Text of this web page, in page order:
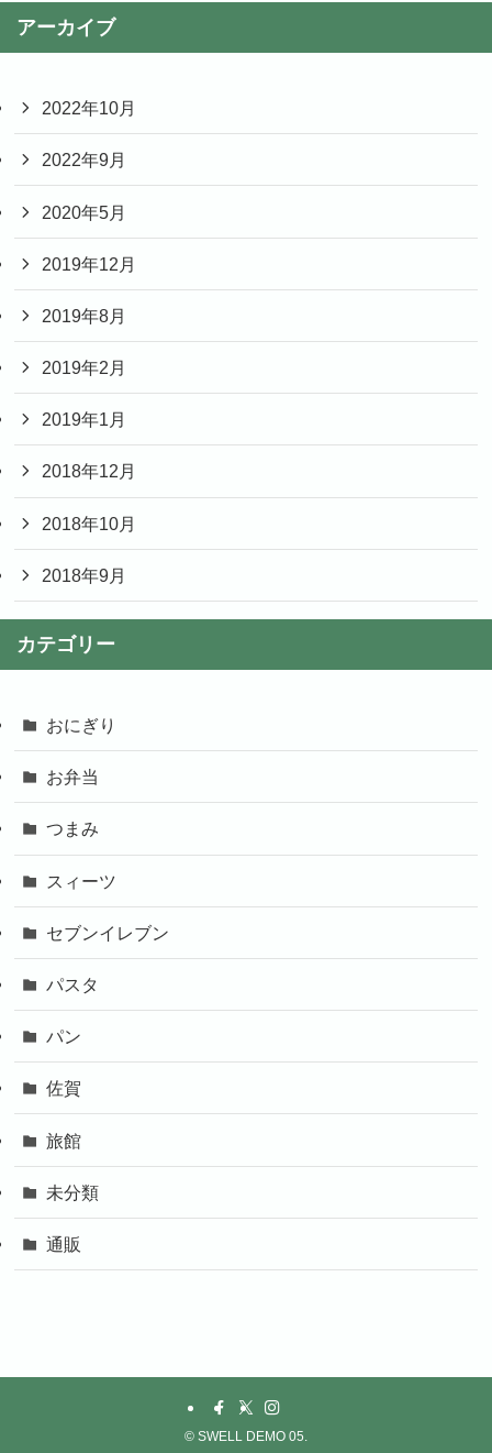
アーカイブ
2022年10月
2022年9月
2020年5月
2019年12月
2019年8月
2019年2月
2019年1月
2018年12月
2018年10月
2018年9月
カテゴリー
おにぎり
お弁当
つまみ
スィーツ
セブンイレブン
パスタ
パン
佐賀
旅館
未分類
通販
© SWELL DEMO 05.